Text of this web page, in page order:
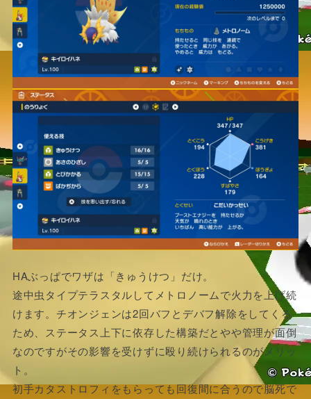
HAぶっぱでワザは「きゅうけつ」だけ。
途中虫タイプテラスタルしてメトロノームで火力を上げ続
けます。チオンジェンは2回バフとデバフ解除をしてくる
ため、ステータス上下に依存した構築だとやや管理が面倒
なのですがその影響を受けずに殴り続けられるのがメリッ
ト。
初手カタストロフィをもらっても回復間に合うので脳死で